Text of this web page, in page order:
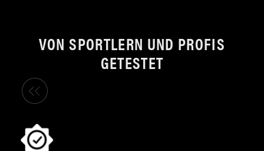
VON SPORTLERN UND PROFIS
GETESTET